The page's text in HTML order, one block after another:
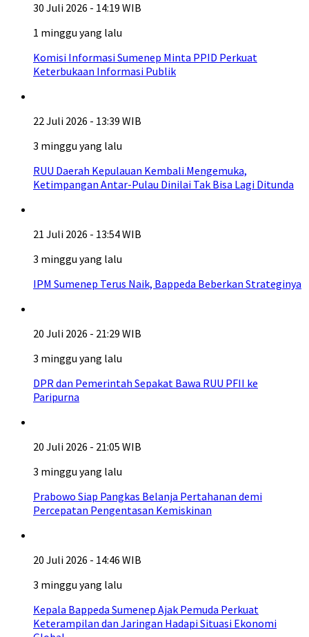
30 Juli 2026 - 14:19 WIB
1 minggu yang lalu
Komisi Informasi Sumenep Minta PPID Perkuat
Keterbukaan Informasi Publik
22 Juli 2026 - 13:39 WIB
3 minggu yang lalu
RUU Daerah Kepulauan Kembali Mengemuka,
Ketimpangan Antar-Pulau Dinilai Tak Bisa Lagi Ditunda
21 Juli 2026 - 13:54 WIB
3 minggu yang lalu
IPM Sumenep Terus Naik, Bappeda Beberkan Strateginya
20 Juli 2026 - 21:29 WIB
3 minggu yang lalu
DPR dan Pemerintah Sepakat Bawa RUU PFII ke
Paripurna
20 Juli 2026 - 21:05 WIB
3 minggu yang lalu
Prabowo Siap Pangkas Belanja Pertahanan demi
Percepatan Pengentasan Kemiskinan
20 Juli 2026 - 14:46 WIB
3 minggu yang lalu
Kepala Bappeda Sumenep Ajak Pemuda Perkuat
Keterampilan dan Jaringan Hadapi Situasi Ekonomi